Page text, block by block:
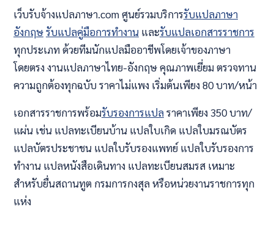
เว็บรับจ้างแปลภาษา.com ศูนย์รวมบริการรับแปลภาษา
อังกฤษรับแปลคู่มือการทำงาน และรับแปลเอกสารราชการ
ทุกประเภท ด้วยทีมนักแปลมืออาชีพโดยเจ้าของภาษา
โดยตรง งานแปลภาษาไทย-อังกฤษ คุณภาพเยี่ยม ตรวจทาน
ความถูกต้องทุกฉบับ ราคาไม่แพง เริ่มต้นเพียง 80 บาท/หน้า
เอกสารราชการพร้อมรับรองการแปลราคาเพียง 350 บาท/
แผ่น เช่น แปลทะเบียนบ้าน แปลใบเกิด แปลใบมรณบัตร
แปลบัตรประชาชน แปลใบรับรองแพทย์ แปลใบรับรองการ
ทำงาน แปลหนังสือเดินทาง แปลทะเบียนสมรส เหมาะ
สำหรับยื่นสถานทูต กรมการกงสุล หรือหน่วยงานราชการทุก
แห่ง